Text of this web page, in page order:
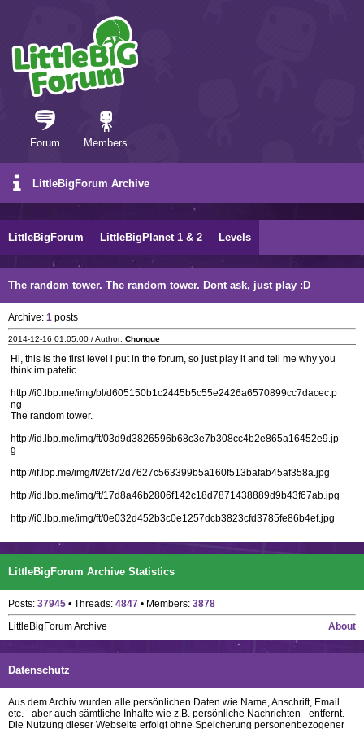
Forum Members
LittleBigForum Archive
LittleBigForum LittleBigPlanet 1 & 2 Levels
The random tower. The random tower. Dont ask, just play :D
Archive: 1 posts
2014-12-16 01:05:00 / Author: Chongue
Hi, this is the first level i put in the forum, so just play it and tell me why you
think im patetic.
http://i0.lbp.me/img/bl/d605150b1c2445b5c55e2426a6570899cc7dacec.p
ng
The random tower.
http://id.lbp.me/img/ft/03d9d3826596b68c3e7b308cc4b2e865a16452e9.jp
g
http://if.lbp.me/img/ft/26f72d7627c563399b5a160f513bafab45af358a.jpg
http://id.lbp.me/img/ft/17d8a46b2806f142c18d7871438889d9b43f67ab.jpg
http://i0.lbp.me/img/ft/0e032d452b3c0e1257dcb3823cfd3785fe86b4ef.jpg
LittleBigForum Archive Statistics
Posts: 37945 • Threads: 4847 • Members: 3878
About
LittleBigForum Archive
Datenschutz
Aus dem Archiv wurden alle persönlichen Daten wie Name, Anschrift, Email
etc. - aber auch sämtliche Inhalte wie z.B. persönliche Nachrichten - entfernt.
Die Nutzung dieser Webseite erfolgt ohne Speicherung personenbezogener